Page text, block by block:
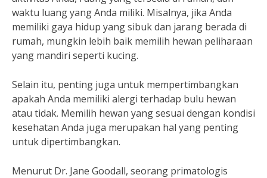
waktu luang yang Anda miliki. Misalnya, jika Anda
memiliki gaya hidup yang sibuk dan jarang berada di
rumah, mungkin lebih baik memilih hewan peliharaan
yang mandiri seperti kucing.
Selain itu, penting juga untuk mempertimbangkan
apakah Anda memiliki alergi terhadap bulu hewan
atau tidak. Memilih hewan yang sesuai dengan kondisi
kesehatan Anda juga merupakan hal yang penting
untuk dipertimbangkan.
Menurut Dr. Jane Goodall, seorang primatologis